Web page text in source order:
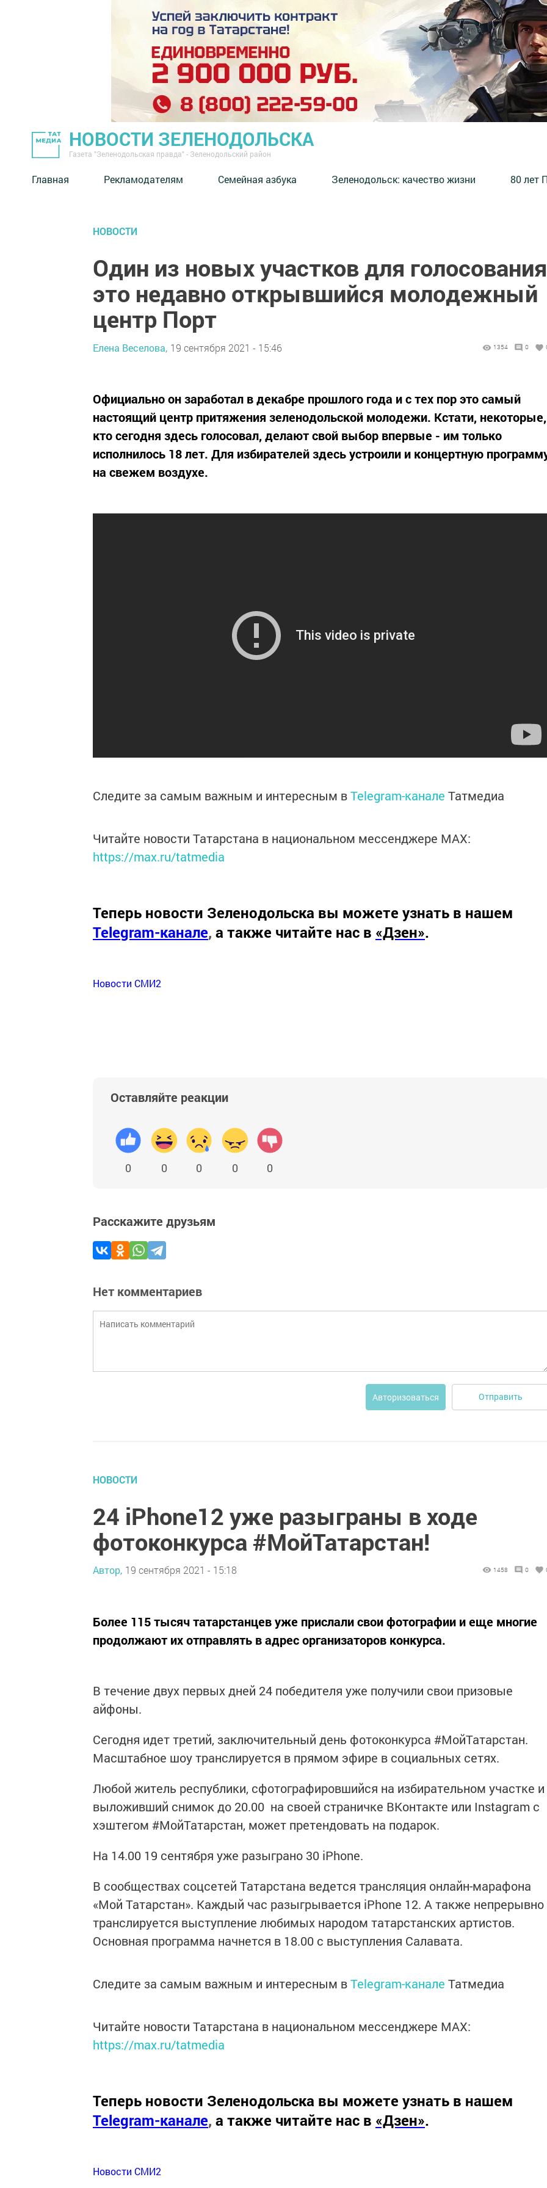
НОВОСТИ ЗЕЛЕНОДОЛЬСКА
Газета "Зеленодольская правда" - Зеленодольский район
Главная Рекламодателям Семейная азбука ⁠Зеленодольск: качество жизни 80 лет
НОВОСТИ
Один из новых участков для голосования
это недавно открывшийся молодежный
центр Порт
Елена Веселова, 19 сентября 2021 - 15:46 1354 0
Официально он заработал в декабре прошлого года и с тех пор это самый
настоящий центр притяжения зеленодольской молодежи. Кстати, некоторые,
кто сегодня здесь голосовал, делают свой выбор впервые - им только
исполнилось 18 лет. Для избирателей здесь устроили и концертную
на свежем воздухе.
Следите за самым важным и интересным вTelegram-канале Татмедиа
Читайте новости Татарстана в национальном мессенджере MАХ:
https://max.ru/tatmedia
Теперь новости Зеленодольска вы можете узнать в нашем
Telegram-канале, а также читайте нас в «Дзен».
Новости СМИ2
Оставляйте реакции
0 0 0 0 0
Расскажите друзьям
Нет комментариев
Авторизоваться Отправить
НОВОСТИ
24 iPhone12 уже разыграны в ходе
фотоконкурса #МойТатарстан!
Автор, 19 сентября 2021 - 15:18 1458 0
Более 115 тысяч татарстанцев уже прислали свои фотографии и еще многие
продолжают их отправлять в адрес организаторов конкурса.
В течение двух первых дней 24 победителя уже получили свои призовые
айфоны.
Сегодня идет третий, заключительный день фотоконкурса #МойТатарстан.
Масштабное шоу транслируется в прямом эфире в социальных сетях.
Любой житель республики, сфотографировшийся на избирательном участке и
выложивший снимок до 20.00 на своей страничке ВКонтакте или Instagram с
хэштегом #МойТатарстан, может претендовать на подарок.
На 14.00 19 сентября уже разыграно 30 iPhone.
В сообществах соцсетей Татарстана ведется трансляция онлайн-марафона
«Мой Татарстан». Каждый час разыгрывается iPhone 12. А также непрерывно
транслируется выступление любимых народом татарстанских артистов.
Основная программа начнется в 18.00 с выступления Салавата.
Следите за самым важным и интересным вTelegram-канале Татмедиа
Читайте новости Татарстана в национальном мессенджере MАХ:
https://max.ru/tatmedia
Теперь новости Зеленодольска вы можете узнать в нашем
Telegram-канале, а также читайте нас в «Дзен».
Новости СМИ2